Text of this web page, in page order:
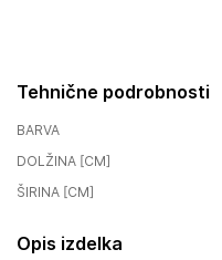
Tehnične podrobnosti
BARVA
DOLŽINA [CM]
ŠIRINA [CM]
Opis izdelka